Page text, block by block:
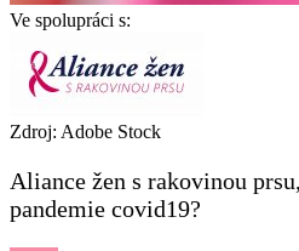
Ve spolupráci s:
Zdroj: Adobe Stock
Aliance žen s rakovinou
pandemie covid19?